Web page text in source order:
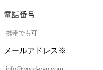
電話番号
メールアドレス ※